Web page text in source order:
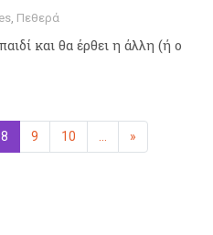
, Πεθερά
και θα έρθει η άλλη (ή ο
8 (επιλεγμένη)
9 10 »